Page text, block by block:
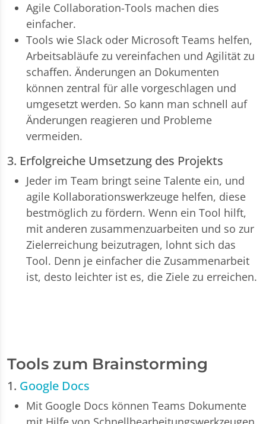
Agile Collaboration-Tools machen dies
einfacher.
Tools wie Slack oder Microsoft Teams helfen,
Arbeitsabläufe zu vereinfachen und Agilität zu
schaffen. Änderungen an Dokumenten
können zentral für alle vorgeschlagen und
umgesetzt werden. So kann man schnell auf
Änderungen reagieren und Probleme
vermeiden.
3. Erfolgreiche Umsetzung des Projekts
Jeder im Team bringt seine Talente ein, und
agile Kollaborationswerkzeuge helfen, diese
bestmöglich zu fördern. Wenn ein Tool hilft,
mit anderen zusammenzuarbeiten und so zur
Zielerreichung beizutragen, lohnt sich das
Tool. Denn je einfacher die Zusammenarbeit
ist, desto leichter ist es, die Ziele zu erreichen.
Tools zum Brainstorming
1. Google Docs
Mit Google Docs können Teams Dokumente